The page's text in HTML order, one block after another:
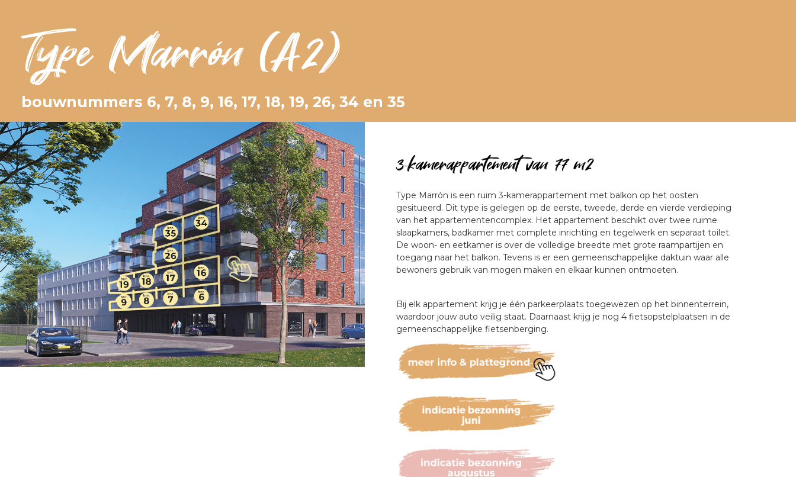
Type Marrón (A2)
bouwnummers 6, 7, 8, 9, 16, 17, 18, 19, 26, 34 en 35
3-kamerappartement van 77 m2
Type Marrón is een ruim 3-kamerappartement met balkon op het oosten
gesitueerd. Dit type is gelegen op de eerste, tweede, derde en vierde verdieping
van het appartementencomplex. Het appartement beschikt over twee ruime
slaapkamers, badkamer met complete inrichting en tegelwerk en separaat toilet.
De woon- en eetkamer is over de volledige breedte met grote raampartijen en
toegang naar het balkon. Tevens is er een gemeenschappelijke daktuin waar alle
bewoners gebruik van mogen maken en elkaar kunnen ontmoeten.
Bij elk appartement krijg je één parkeerplaats toegewezen op het binnenterrein,
waardoor jouw auto veilig staat. Daarnaast krijg je nog 4 fietsopstelplaatsen in de
gemeenschappelijke fietsenberging.